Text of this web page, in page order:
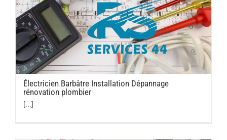
Électricien Barbâtre Installation Dépannage
rénovation plombier
[...]